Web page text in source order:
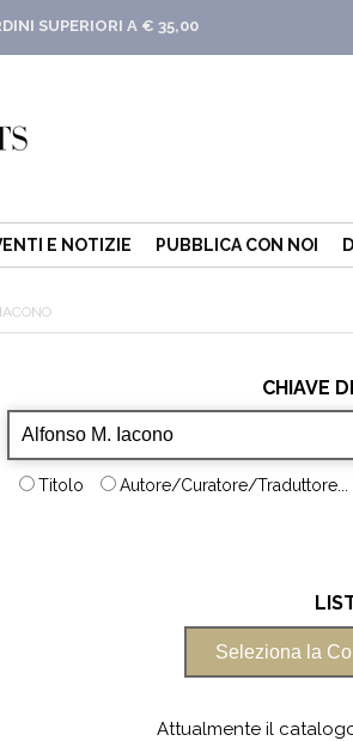
SUPERIORI A € 35,00
E NOTIZIE PUBBLICA CON NOI
CHIAVE
Titolo Autore/Curatore/Traduttore...
Attualmente il